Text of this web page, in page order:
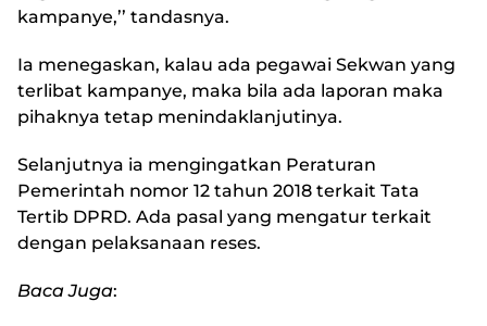
kampanye,’’ tandasnya.
Ia menegaskan, kalau ada pegawai Sekwan yang
terlibat kampanye, maka bila ada laporan maka
pihaknya tetap menindaklanjutinya.
Selanjutnya ia mengingatkan Peraturan
Pemerintah nomor 12 tahun 2018 terkait Tata
Tertib DPRD. Ada pasal yang mengatur terkait
dengan pelaksanaan reses.
Baca Juga: